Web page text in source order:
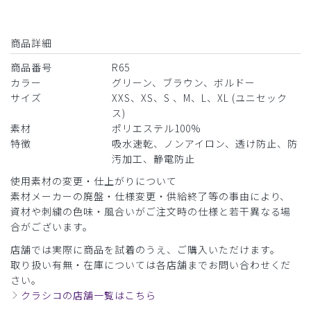
商品詳細
商品番号
R65
カラー
グリーン、ブラウン、ボルドー
サイズ
XXS、XS、S 、M、L、XL (ユニセック
ス)
素材
ポリエステル100%
特徴
吸水速乾、ノンアイロン、透け防止、防
汚加工、静電防止
使用素材の変更・仕上がりについて
素材メーカーの廃盤・仕様変更・供給終了等の事由により、
資材や刺繍の色味・風合いがご注文時の仕様と若干異なる場
合がございます。
店舗では実際に商品を試着のうえ、ご購入いただけます。
取り扱い有無・在庫については各店舗までお問い合わせくだ
さい。
クラシコの店舗一覧はこちら